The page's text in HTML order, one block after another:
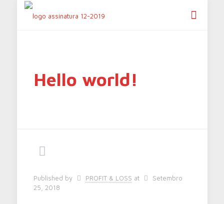
Hello world!
Published by PROFIT & LOSS at
Setembro
25, 2018